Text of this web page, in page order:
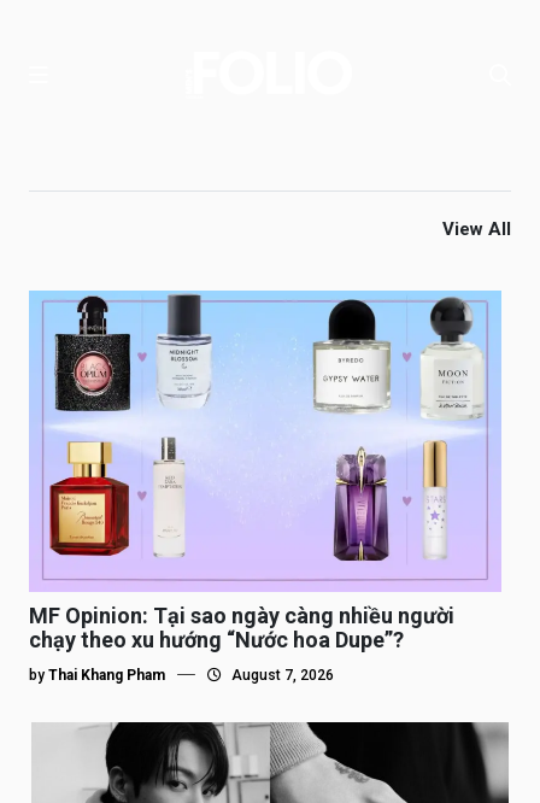
View All
MF Opinion: Tại sao ngày càng nhiều người
chạy theo xu hướng “Nước hoa Dupe”?
by Thai Khang Pham August 7, 2026